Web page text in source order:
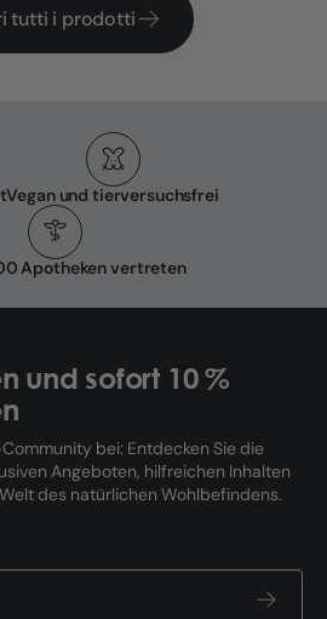
tutti i prodotti
Vegan und tierversuchsfrei
Apotheken vertreten
und sofort 10 %
bei: Entdecken Sie die
Angeboten, hilfreichen Inhalten
des natürlichen Wohlbefindens.